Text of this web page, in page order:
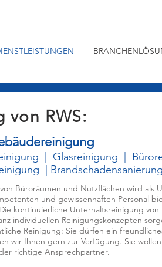
von RWS:
Büroräumen und Nutzflächen wird als
und gewissenhaften Personal
kontinuierliche Unterhaltsreinigung
individuellen Reinigungskonzepten
Reinigung: Sie dürfen ein
wir Ihnen gern zur Verfügung. Sie
richtige Ansprechpartner.
Glasreinigung
Brandschadensanierung